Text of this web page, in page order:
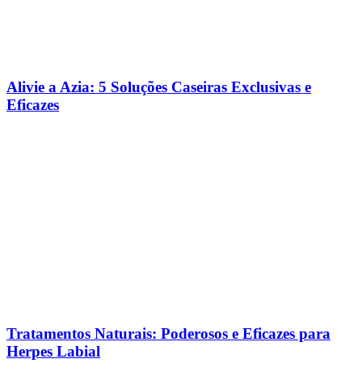
Alivie a Azia: 5 Soluções Caseiras Exclusivas e
Eficazes
Tratamentos Naturais: Poderosos e Eficazes para
Herpes Labial